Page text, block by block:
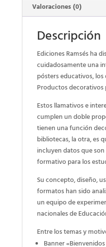
Valoraciones (0)
Descripción
Ediciones Ramsés ha
cuidadosamente una
pósters educativos,
Productos decorativos
Estos llamativos e
cumplen un doble
tienen una función
bibliotecas, la otra, es
incluyen datos que
formativo para los
Su concepto, diseño,
formatos han sido
un equipo de
nacionales de
Entre los temas y
Banner